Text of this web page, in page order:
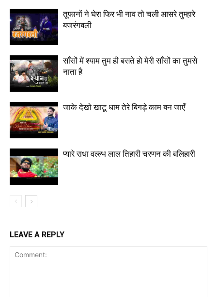
तूफानों ने घेरा फिर भी नाव तो चली आसरे तुम्हारे
बजरंगबली
साँसों में श्याम तुम ही बसते हो मेरी साँसों का तुमसे
नाता है
जाके देखो खाटू धाम तेरे बिगड़े काम बन जाएँ
प्यारे राधा वल्ल्भ लाल तिहारी चरणन की बलिहारी
LEAVE A REPLY